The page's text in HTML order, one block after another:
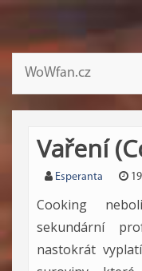
WoWfan.cz
Vaření
Esperanta
Cooking
sekundární
nastokrát